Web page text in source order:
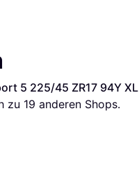
5 225/45 ZR17 94Y XL
zu 19 anderen Shops.